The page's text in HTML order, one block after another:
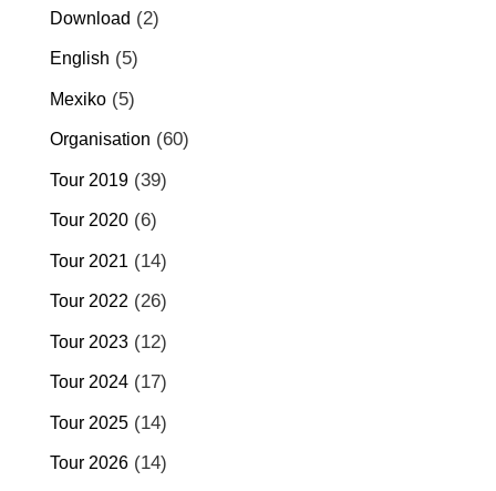
Download (2)
English (5)
Mexiko(5)
Organisation (60)
Tour 2019(39)
Tour 2020(6)
Tour 2021 (14)
Tour 2022(26)
Tour 2023(12)
Tour 2024(17)
Tour 2025(14)
Tour 2026(14)